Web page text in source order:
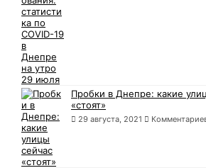
Пробки в Днепре: какие
«стоят»
29 августа, 2021